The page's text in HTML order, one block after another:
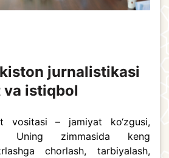
jurnalistikasi
va istiqbol
vositasi – jamiyat ko‘zgusi,
Uning zimmasida keng
chorlash, tarbiyalash,